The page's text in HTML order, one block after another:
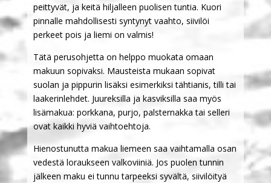
peittyvät, ja keitä hiljalleen puolisen tuntia. Kuori
pinnalle mahdollisesti syntynyt vaahto, siivilöi
perkeet pois ja liemi on valmis!
Tätä perusohjetta on helppo muokata omaan
makuun sopivaksi. Mausteista mukaan sopivat
suolan ja pippurin lisäksi esimerkiksi tähtianis, tilli tai
laakerinlehdet. Juureksilla ja kasviksilla saa myös
lisämakua: porkkana, purjo, palsternakka tai selleri
ovat kaikki hyviä vaihtoehtoja.
Hienostunutta makua liemeen saa vaihtamalla osan
vedestä loraukseen valkoviiniä. Jos puolen tunnin
jälkeen maku ei tunnu tarpeeksi syvältä, siivilöityä